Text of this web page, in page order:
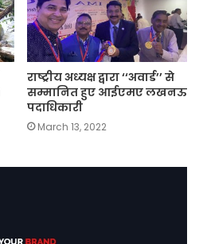
राष्ट्रीय अध्यक्ष द्वारा ‘‘अवार्ड’’ से
सम्मानित हुए आईएमए लखनऊ
पदाधिकारी
March 13, 2022